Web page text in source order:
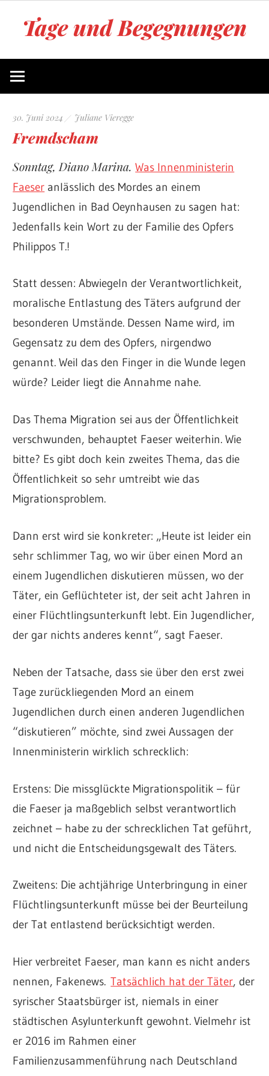
Tage und Begegnungen
von
30. Juni 2024 Juliane Vieregge
Fremdscham
Sonntag, Diano Marina.Was Innenministerin
Faeser anlässlich des Mordes an einem
Jugendlichen in Bad Oeynhausen zu sagen hat:
Jedenfalls kein Wort zu der Familie des Opfers
Philippos T.!
Statt dessen: Abwiegeln der Verantwortlichkeit,
moralische Entlastung des Täters aufgrund der
besonderen Umstände. Dessen Name wird, im
Gegensatz zu dem des Opfers, nirgendwo
genannt. Weil das den Finger in die Wunde legen
würde? Leider liegt die Annahme nahe.
Das Thema Migration sei aus der Öffentlichkeit
verschwunden, behauptet Faeser weiterhin. Wie
bitte? Es gibt doch kein zweites Thema, das die
Öffentlichkeit so sehr umtreibt wie das
Migrationsproblem.
Dann erst wird sie konkreter: „Heute ist leider ein
sehr schlimmer Tag, wo wir über einen Mord an
einem Jugendlichen diskutieren müssen, wo der
Täter, ein Geflüchteter ist, der seit acht Jahren in
einer Flüchtlingsunterkunft lebt. Ein Jugendlicher,
der gar nichts anderes kennt“, sagt Faeser.
Neben der Tatsache, dass sie über den erst zwei
Tage zurückliegenden Mord an einem
Jugendlichen durch einen anderen Jugendlichen
“diskutieren” möchte, sind zwei Aussagen der
Innenministerin wirklich schrecklich:
Erstens: Die missglückte Migrationspolitik – für
die Faeser ja maßgeblich selbst verantwortlich
zeichnet – habe zu der schrecklichen Tat geführt,
und nicht die Entscheidungsgewalt des Täters.
Zweitens: Die achtjährige Unterbringung in einer
Flüchtlingsunterkunft müsse bei der Beurteilung
der Tat entlastend berücksichtigt werden.
Hier verbreitet Faeser, man kann es nicht anders
nennen, Fakenews.Tatsächlich hat der Täter, der
syrischer Staatsbürger ist, niemals in einer
städtischen Asylunterkunft gewohnt. Vielmehr ist
er 2016 im Rahmen einer
Familienzusammenführung nach Deutschland